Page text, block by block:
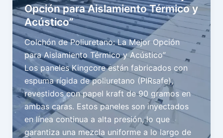
Opción para Aislamiento Térmico y
Acústico”
Colchón de Poliuretano: La Mejor Opción
para Aislamiento Térmico y Acústico”
Los paneles Kingcore están fabricados con
espuma rígida de poliuretano (PIRsafe),
revestidos con papel kraft de 90 gramos en
ambas caras. Estos paneles son inyectados
en línea continua a alta presión, lo que
garantiza una mezcla uniforme a lo largo de